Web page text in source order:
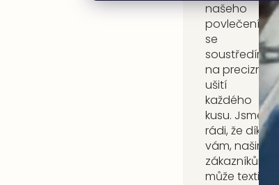
našeho
povlečení
se
soustředíme
na precizní
ušití
každého
kusu. Jsme
rádi, že díky
vám, našim
zákazníkům,
může textilní